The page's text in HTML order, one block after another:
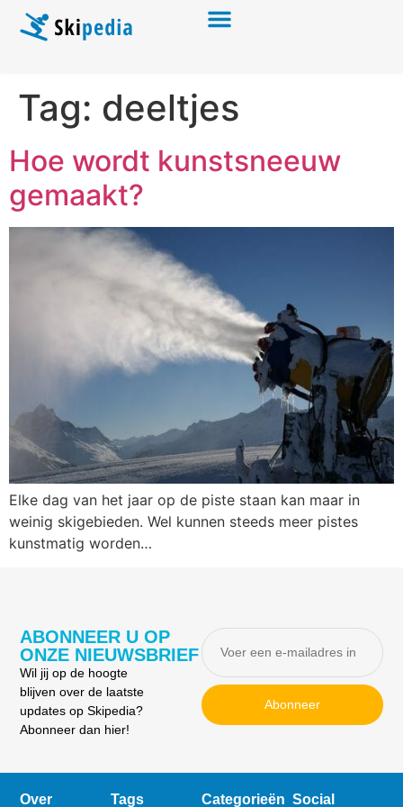
Tag: deeltjes
Hoe wordt kunstsneeuw
gemaakt?
Elke dag van het jaar op de piste staan kan maar in
weinig skigebieden. Wel kunnen steeds meer pistes
kunstmatig worden…
ABONNEER U OP
ONZE NIEUWSBRIEF
Wil jij op de hoogte
blijven over de laatste
updates op Skipedia?
Abonneer dan hier!
Abonneer
Over Tags Categorieën Social